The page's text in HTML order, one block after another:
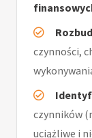
czynności,
czynników
uciążliwe i